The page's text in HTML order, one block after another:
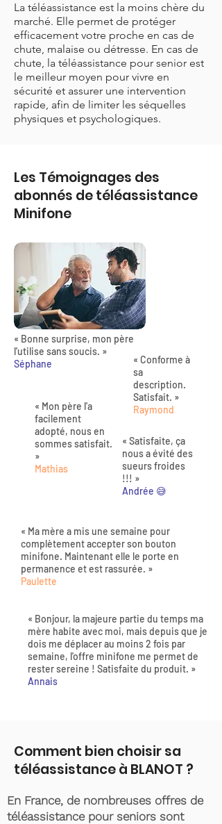
La téléassistance est la moins chère du
marché. Elle permet de protéger
efficacement votre proche en cas de
chute, malaise ou détresse. En cas de
chute, la téléassistance pour senior est
le meilleur moyen pour vivre en
sécurité et assurer une intervention
rapide, afin de limiter les séquelles
physiques et psychologiques.
Les Témoignages des
abonnés de téléassistance
Minifone
« Bonne surprise, mon père
l'utilise sans soucis. »
Séphane
« Mon père l'a
facilement
adopté, nous en
sommes satisfait.
»
Mathias
« Conforme à
sa
description.
Satisfait. »
Raymond
« Satisfaite, ça
nous a évité des
sueurs froides
!!! »
Andrée 😅
« Ma mère a mis une semaine pour
complètement accepter son bouton
minifone. Maintenant elle le porte en
permanence et est rassurée. »
Paulette
« Bonjour, la majeure partie du temps ma
mère habite avec moi, mais depuis que je
dois me déplacer au moins 2 fois par
semaine, l'offre minifone me permet de
rester sereine ! Satisfaite du produit. »
Annais
Comment bien choisir sa
téléassistance à BLANOT ?
En France, de nombreuses offres de
téléassistance pour seniors sont